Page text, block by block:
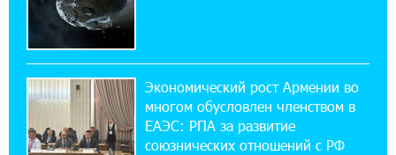
12:04:53 28-07-2026
Обновленный Центр продаж и обслуживания
в Арарате
22:28:49 27-07-2026
Никогда Нагорный Карабах не был в составе
независимого Азербайджана. Аршак
Экономический рост Армении во
многом обусловлен членством в
ЕАЭС: РПА за развитие
союзнических отношений с РФ